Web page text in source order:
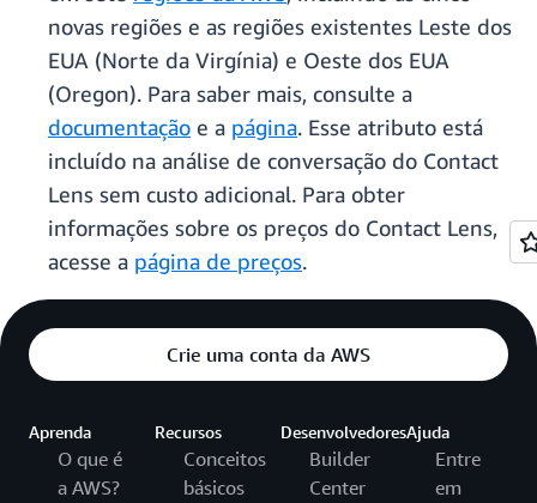
novas regiões e as regiões existentes Leste dos
EUA (Norte da Virgínia) e Oeste dos EUA
(Oregon). Para saber mais, consulte a
documentação e a página. Esse atributo está
incluído na análise de conversação do Contact
Lens sem custo adicional. Para obter
informações sobre os preços do Contact Lens,
acesse a página de preços.
Crie uma conta da AWS
Aprenda
O que é
a AWS?
Recursos
Conceitos
básicos
Desenvolvedores
Builder
Center
Ajuda
Entre
em